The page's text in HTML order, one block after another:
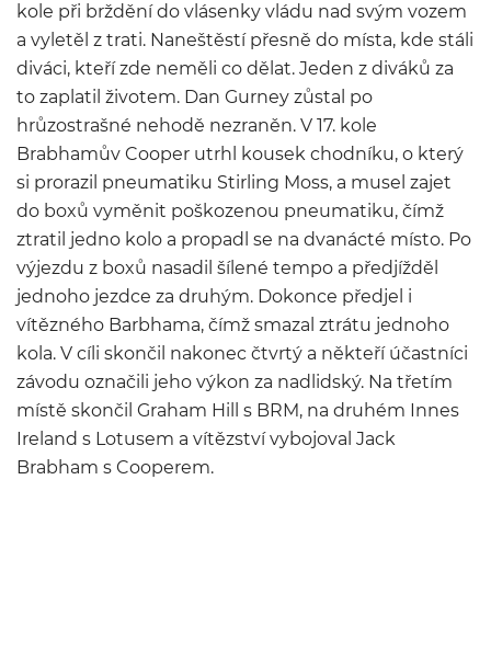
kole při brždění do vlásenky vládu nad svým vozem
a vyletěl z trati. Naneštěstí přesně do místa, kde stáli
diváci, kteří zde neměli co dělat. Jeden z diváků za
to zaplatil životem. Dan Gurney zůstal po
hrůzostrašné nehodě nezraněn. V 17. kole
Brabhamův Cooper utrhl kousek chodníku, o který
si prorazil pneumatiku Stirling Moss, a musel zajet
do boxů vyměnit poškozenou pneumatiku, čímž
ztratil jedno kolo a propadl se na dvanácté místo. Po
výjezdu z boxů nasadil šílené tempo a předjížděl
jednoho jezdce za druhým. Dokonce předjel i
vítězného Barbhama, čímž smazal ztrátu jednoho
kola. V cíli skončil nakonec čtvrtý a někteří účastníci
závodu označili jeho výkon za nadlidský. Na třetím
místě skončil Graham Hill s BRM, na druhém Innes
Ireland s Lotusem a vítězství vybojoval Jack
Brabham s Cooperem.